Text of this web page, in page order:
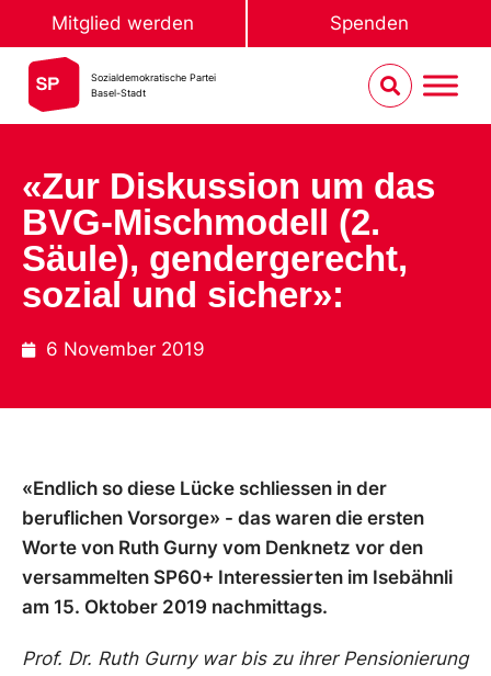
Mitglied werden Spenden
Sozialdemokratische Partei
Basel-Stadt
«Zur Diskussion um das
BVG-Mischmodell (2.
Säule), gendergerecht,
sozial und sicher»:
6 November 2019
«Endlich so diese Lücke schliessen in der
beruflichen Vorsorge» - das waren die ersten
Worte von Ruth Gurny vom Denknetz vor den
versammelten SP60+ Interessierten im Isebähnli
am 15. Oktober 2019 nachmittags.
Prof. Dr. Ruth Gurny war bis zu ihrer Pensionierung